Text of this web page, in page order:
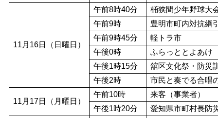
11月16日（日曜日）
午前8時40分
桶狭間少年野球大
午前9時
豊明市町内対抗綱
午前9時45分
軽トラ市
午後0時
ふらっととよあけ
午後1時15分
舘区文化祭・防災
午後2時
市民と奏でる合唱
11月17日（月曜日）
午前10時
来客（事業者）
午後1時20分
愛知県市町村長防